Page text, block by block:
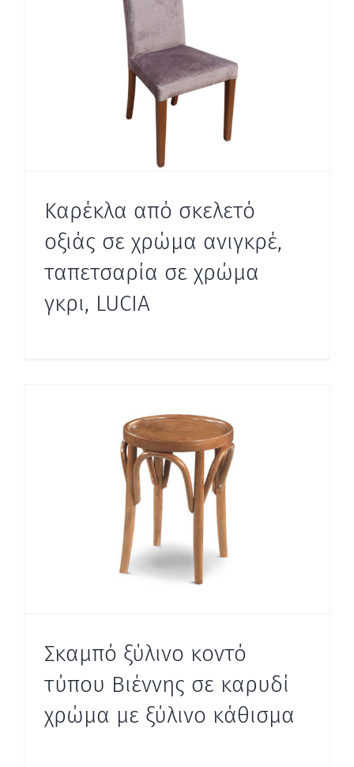
Καρέκλα από σκελετό
οξιάς σε χρώμα ανιγκρέ,
ταπετσαρία σε χρώμα
γκρι, LUCIA
Σκαμπό ξύλινο κοντό
τύπου Βιέννης σε καρυδί
χρώμα με ξύλινο κάθισμα